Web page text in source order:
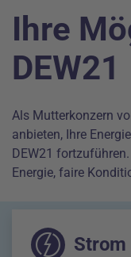
Ihre
DEW21
Als Mutterkonzern
anbieten, Ihre
DEW21
Energie, faire
Strom